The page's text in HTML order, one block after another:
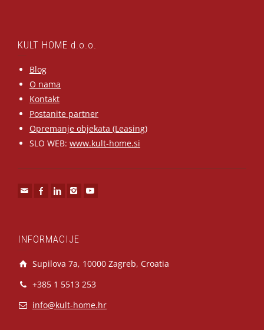
KULT HOME d.o.o.
Blog
O nama
Kontakt
Postanite partner
Opremanje objekata (Leasing)
SLO WEB: www.kult-home.si
INFORMACIJE
Supilova 7a, 10000 Zagreb, Croatia
+385 1 5513 253
info@kult-home.hr